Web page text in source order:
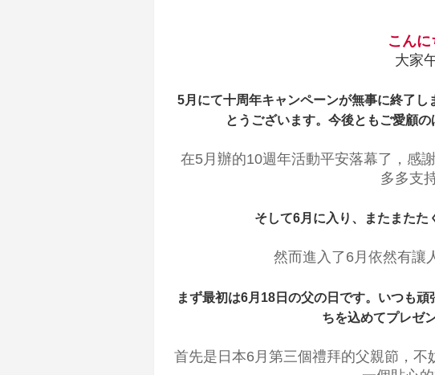
こんに
大家
5月にて十周年キャンペーンが無事に終了
とうございます。今後ともご愛顧
在5月辦的10週年活動平安落幕了，感
多多支
そして6月に入り、またまたた
然而進入了6月依然有讓
まず最初は6月18日の父の日です。いつも
ちを込めてプレゼ
首先是日本6月第三個禮拜的父親節，